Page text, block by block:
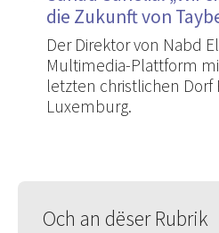
die Zukunft von
Der Direktor von Nabd
Multimedia-Plattform
letzten christlichen Dorf
Luxemburg.
Och an dëser Rubrik